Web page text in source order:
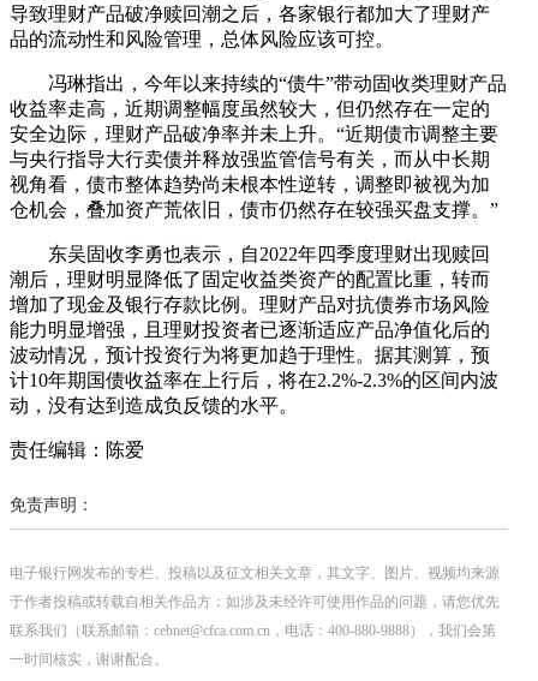
导致理财产品破净赎回潮之后，各家银行都加大了理财产
品的流动性和风险管理，总体风险应该可控。
冯琳指出，今年以来持续的“债牛”带动固收类理财产品
收益率走高，近期调整幅度虽然较大，但仍然存在一定的
安全边际，理财产品破净率并未上升。“近期债市调整主要
与央行指导大行卖债并释放强监管信号有关，而从中长期
视角看，债市整体趋势尚未根本性逆转，调整即被视为加
仓机会，叠加资产荒依旧，债市仍然存在较强买盘支撑。”
东吴固收李勇也表示，自2022年四季度理财出现赎回
潮后，理财明显降低了固定收益类资产的配置比重，转而
增加了现金及银行存款比例。理财产品对抗债券市场风险
能力明显增强，且理财投资者已逐渐适应产品净值化后的
波动情况，预计投资行为将更加趋于理性。据其测算，预
计10年期国债收益率在上行后，将在2.2%-2.3%的区间内波
动，没有达到造成负反馈的水平。
责任编辑：陈爱
免责声明：
电子银行网发布的专栏、投稿以及征文相关文章，其文字、图片、视频均来源
于作者投稿或转载自相关作品方；如涉及未经许可使用作品的问题，请您优先
联系我们（联系邮箱：cebnet@cfca.com.cn，电话：400-880-9888），我们会第
一时间核实，谢谢配合。